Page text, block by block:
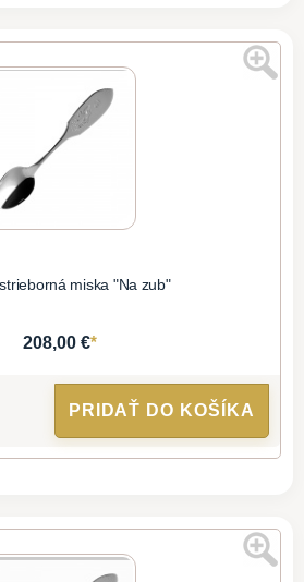
miska "Na zub"
208,00 €*
PRIDAŤ DO KOŠÍKA